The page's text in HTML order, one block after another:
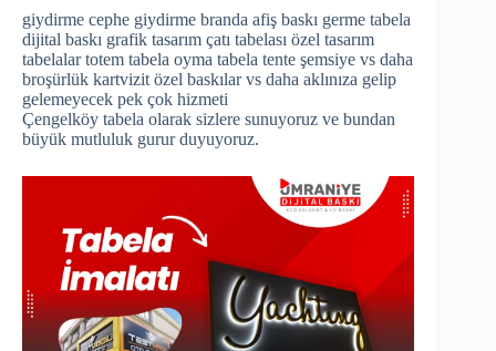
giydirme cephe giydirme branda afiş baskı germe tabela
dijital baskı grafik tasarım çatı tabelası özel tasarım
tabelalar totem tabela oyma tabela tente şemsiye vs daha
broşürlük kartvizit özel baskılar vs daha aklınıza gelip
gelemeyecek pek çok hizmeti
Çengelköy tabela olarak sizlere sunuyoruz ve bundan
büyük mutluluk gurur duyuyoruz.